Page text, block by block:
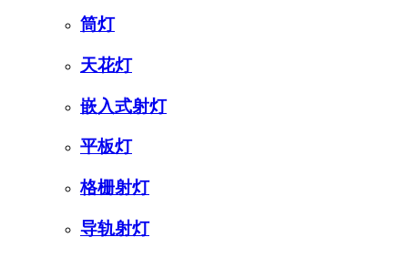
筒灯
天花灯
嵌入式射灯
平板灯
格栅射灯
导轨射灯